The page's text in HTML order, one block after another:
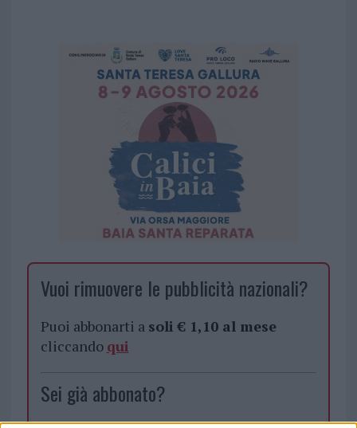
Vuoi rimuovere le pubblicità nazionali?
Puoi abbonarti a soli € 1,10 al mese
cliccando qui
Sei già abbonato?